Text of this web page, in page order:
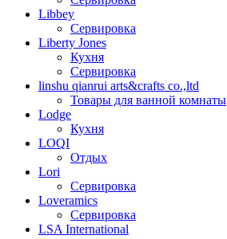
Libbey
Сервировка
Liberty Jones
Кухня
Сервировка
linshu qianrui arts&crafts co.,ltd
Товары для ванной комнаты
Lodge
Кухня
LOQI
Отдых
Lori
Сервировка
Loveramics
Сервировка
LSA International